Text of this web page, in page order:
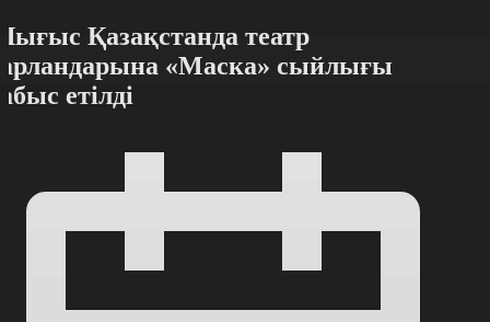
Қазақстанда театр
«Маска» сыйлығы
етілді